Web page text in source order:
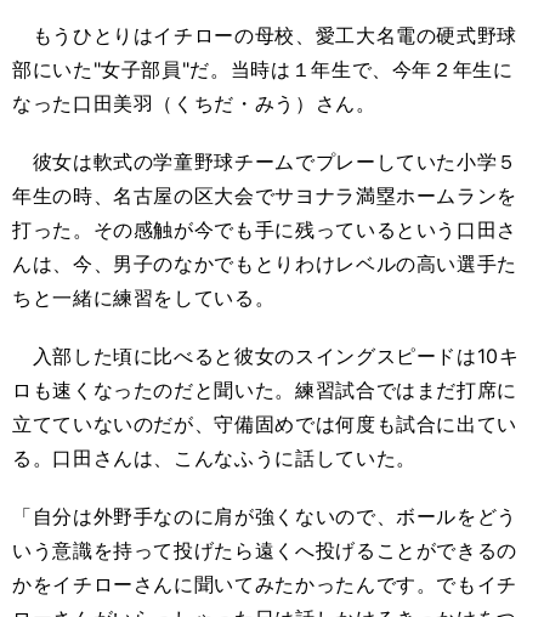
もうひとりはイチローの母校、愛工大名電の硬式野球
部にいた"女子部員"だ。当時は１年生で、今年２年生に
なった口田美羽（くちだ・みう）さん。
彼女は軟式の学童野球チームでプレーしていた小学５
年生の時、名古屋の区大会でサヨナラ満塁ホームランを
打った。その感触が今でも手に残っているという口田さ
んは、今、男子のなかでもとりわけレベルの高い選手た
ちと一緒に練習をしている。
入部した頃に比べると彼女のスイングスピードは10キ
ロも速くなったのだと聞いた。練習試合ではまだ打席に
立てていないのだが、守備固めでは何度も試合に出てい
る。口田さんは、こんなふうに話していた。
「自分は外野手なのに肩が強くないので、ボールをどう
いう意識を持って投げたら遠くへ投げることができるの
かをイチローさんに聞いてみたかったんです。でもイチ